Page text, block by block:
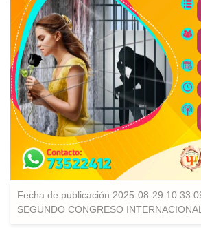
Fecha de publicación 2025-08-29
SEGUNDO CONGRESO